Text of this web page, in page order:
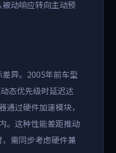
动响应转向主动预
异。 2005年前车型
态优先级时延迟达
通过硬件加速模块，
内。这种性能差距推动
需同步考虑硬件兼